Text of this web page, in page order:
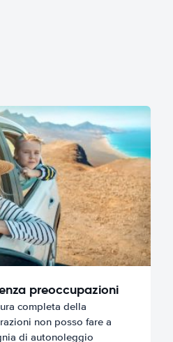
preoccupazioni
completa della
non posso fare a
di autonoleggio